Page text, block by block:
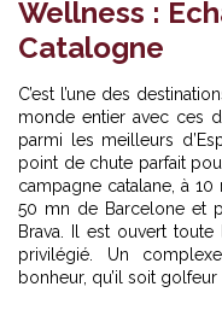
Wellness :
Catalogne
C’est l’une des
monde entier avec ces
parmi les meilleurs
point de chute parfait
campagne catalane, à
50 mn de Barcelone et
Brava. Il est ouvert toute
privilégié. Un
bonheur, qu’il soit golfeur